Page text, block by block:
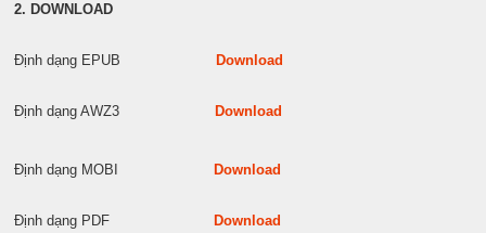
2. DOWNLOAD
Định dạng EPUB Download
Định dạng AWZ3 Download
Định dạng MOBI Download
Định dạng PDF Download